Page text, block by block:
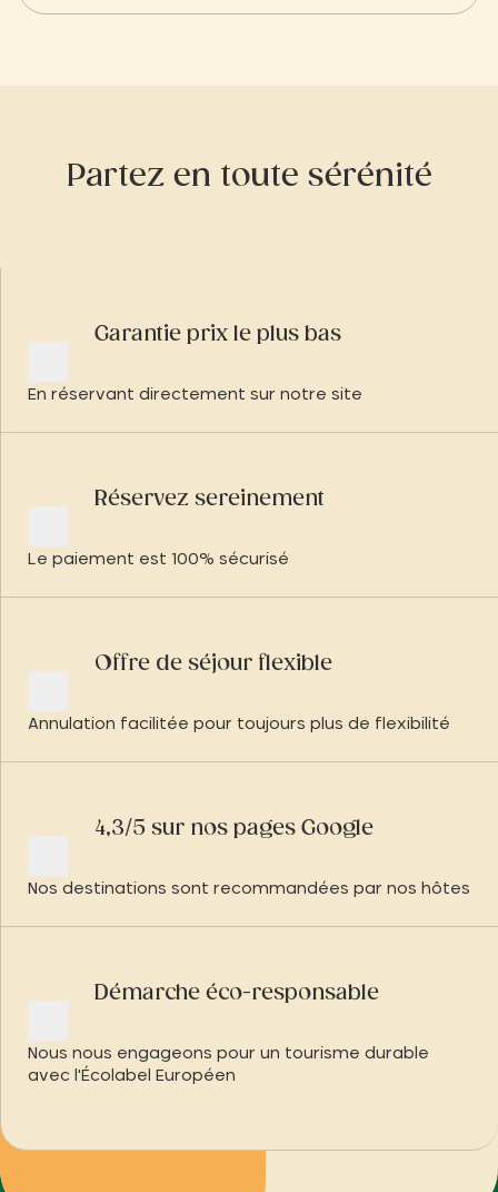
Partez en toute sérénité
Garantie prix le plus bas
En réservant directement sur notre site
Réservez sereinement
Le paiement est 100% sécurisé
Offre de séjour flexible
Annulation facilitée pour toujours plus de flexibilité
4,3/5 sur nos pages Google
Nos destinations sont recommandées par nos hôtes
Démarche éco-responsable
Nous nous engageons pour un tourisme durable
avec l'Écolabel Européen